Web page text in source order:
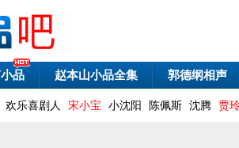
品 赵本山小品全集 郭德纲相声
欢乐喜剧人 宋小宝 小沈阳 陈佩斯 沈腾 贾